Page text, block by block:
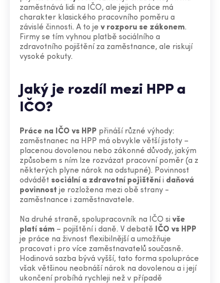
zaměstnává lidi na IČO, ale jejich práce má
charakter klasického pracovního poměru a
závislé činnosti. A to je v rozporu se zákonem.
Firmy se tím vyhnou platbě sociálního a
zdravotního pojištění za zaměstnance, ale riskují
vysoké pokuty.
Jaký je rozdíl mezi HPP a
IČO?
Práce na IČO vs HPP přináší různé výhody:
zaměstnanec na HPP má obvykle větší jistoty –
placenou dovolenou nebo zákonné důvody, jakým
způsobem s ním lze rozvázat pracovní poměr (a z
některých plyne nárok na odstupné). Povinnost
odvádět sociální a zdravotní pojištění i daňová
povinnost je rozložena mezi obě strany -
zaměstnance i zaměstnavatele.
Na druhé straně, spolupracovník na IČO si vše
platí sám – pojištění i daně. V debatě
IČO vs HPP
je práce na živnost flexibilnější a umožňuje
pracovat i pro více zaměstnavatelů současně.
Hodinová sazba bývá vyšší, tato forma spolupráce
však většinou neobnáší nárok na dovolenou a i její
ukončení probíhá rychleji než v případě